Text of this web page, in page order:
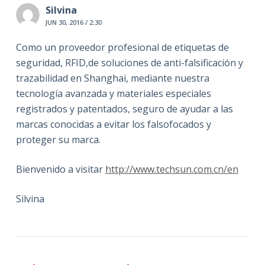
Silvina
JUN 30, 2016 / 2:30
Como un proveedor profesional de etiquetas de
seguridad, RFID,de soluciones de anti-falsificación y
trazabilidad en Shanghai, mediante nuestra
tecnología avanzada y materiales especiales
registrados y patentados, seguro de ayudar a las
marcas conocidas a evitar los falsofocados y
proteger su marca.
Bienvenido a visitar http://www.techsun.com.cn/en
Silvina